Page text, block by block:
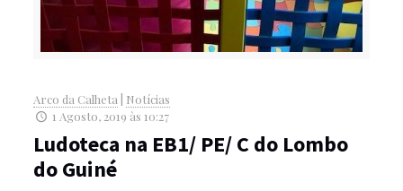
Arco da Calheta
Notícias
1 Agosto, 2019 às 10:27
Ludoteca na EB1/ PE/ C do Lombo
do Guiné